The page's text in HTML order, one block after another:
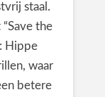
staal.
the
Hippe
waar
betere